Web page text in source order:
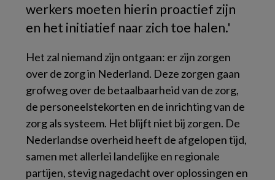
werkers moeten hierin proactief zijn
en het initiatief naar zich toe halen.'
Het zal niemand zijn ontgaan: er zijn zorgen
over de zorg in Nederland. Deze zorgen gaan
grofweg over de betaalbaarheid van de zorg,
de personeelstekorten en de inrichting van de
zorg als systeem. Het blijft niet bij zorgen. De
Nederlandse overheid heeft de afgelopen tijd,
samen met allerlei landelijke en regionale
partijen, stevig nagedacht over oplossingen en